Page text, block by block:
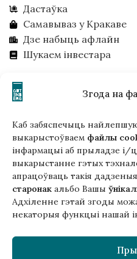
Згода на
Каб забяспечыць
выкарыстоўваем файлы
інфармацыі аб прыладзе і/
выкарыстанне гэтых
апрацоўваць такія
старонак альбо Вашы
Адхіленне гэтай згоды
некаторыя функцыі нашай
Дастаўка
Самавываз у Кракаве
Дзе набыць афлайн
Шукаем інвестара
Анатомія:
цела. Адам
80,00zł
E-book
Ільдэфанс
Андрэя